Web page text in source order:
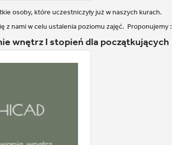
osoby, które uczestniczyły już w naszych kurach.
z nami w celu ustalenia poziomu zajęć. Proponujemy :
wnętrz I stopień dla początkujących